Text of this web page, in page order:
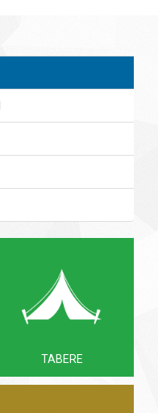
TABERE